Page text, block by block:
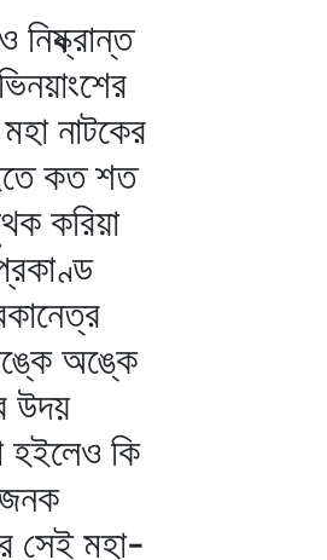
নাটকের
কত শত
করিয়া
অঙ্কে
উদয়
হইলেও কি
সেই মহা-